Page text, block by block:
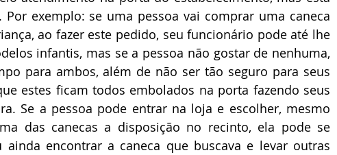
exemplo: se uma pessoa vai comprar uma caneca
ao fazer este pedido, seu funcionário pode até lhe
infantis, mas se a pessoa não gostar de nenhuma,
para ambos, além de não ser tão seguro para seus
estes ficam todos embolados na porta fazendo seus
Se a pessoa pode entrar na loja e escolher, mesmo
das canecas a disposição no recinto, ela pode se
encontrar a caneca que buscava e levar outras